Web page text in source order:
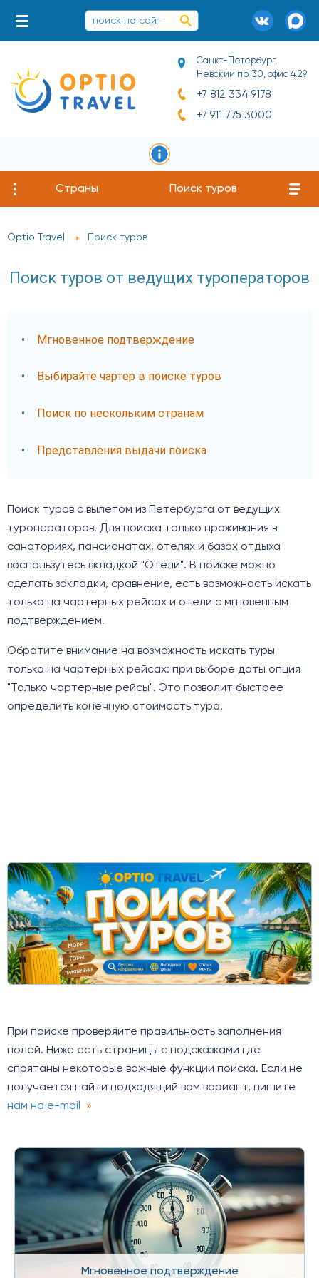
Санкт-Петербург,
Невский пр. 30, офис 4.29
+7 812 334 9178
+7 911 775 3000
Страны Поиск туров
Optio Travel Поиск туров
Поиск туров от ведущих туроператоров
Мгновенное подтверждение
Выбирайте чартер в поиске туров
Поиск по нескольким странам
Представления выдачи поиска
Поиск туров с вылетом из Петербурга от ведущих
туроператоров. Для поиска только проживания в
санаториях, пансионатах, отелях и базах отдыха
воспользутесь вкладкой "Отели". В поиске можно
сделать закладки, сравнение, есть возможность искать
только на чартерных рейсах и отели с мгновенным
подтверждением.
Обратите внимание на возможность искать туры
только на чартерных рейсах: при выборе даты опция
"Только чартерные рейсы". Это позволит быстрее
определить конечную стоимость тура.
При поиске проверяйте правильность заполнения
полей. Ниже есть страницы с подсказками где
спрятаны некоторые важные функции поиска. Если не
получается найти подходящий вам вариант, пишите
нам на e-mail
Мгновенное подтверждение